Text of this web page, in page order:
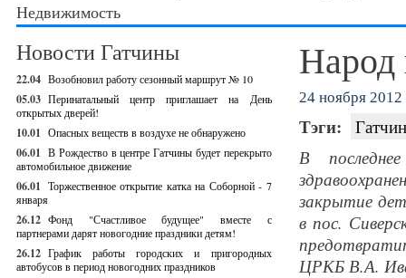
Недвижимость
Новости Гатчины
22.04 Возобновил работу сезонный маршрут № 10
05.03 Перинатальный центр приглашает на День
открытых дверей!
10.01 Опасных веществ в воздухе не обнаружено
06.01 В Рождество в центре Гатчины будет перекрыто
автомобильное движение
06.01 Торжественное открытие катка на Соборной - 7
января
26.12 Фонд "Счастливое будущее" вместе с
партнерами дарят новогодние праздники детям!
26.12 График работы городских и пригородных
автобусов в период новогодних праздников
Народ
24 ноября 2012
Тэги:
В
закрытие
в пос.
ЦРКБ В.А.